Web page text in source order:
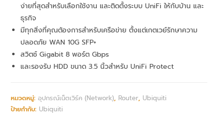
ง่ายที่สุดสำหรับเลือกใช้งาน และติดตั้งระบบ UniFi ให้กับบ้าน และ
ธุรกิจ
มีทุกสิ่งที่คุณต้องการสำหรับเครือข่าย ตั้งแต่เกตเวย์รักษาความ
ปลอดภัย WAN 10G SFP+
สวิตช์ Gigabit 8 พอร์ต Gbps
และรองรับ HDD ขนาด 3.5 นิ้วสำหรับ UniFi Protect
หมวดหมู่:อุปกรณ์เน็ตเวิร์ค (Network), Router, Ubiquiti
ป้ายกำกับ: Ubiquiti